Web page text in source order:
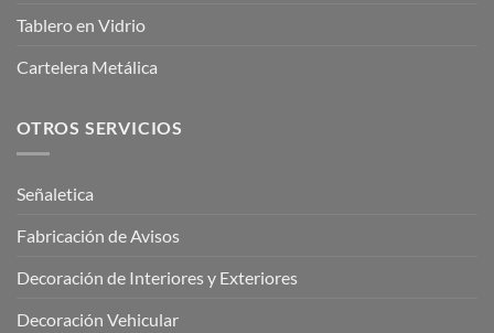
Tablero en Vidrio
Cartelera Metálica
OTROS SERVICIOS
Señaletica
Fabricación de Avisos
Decoración de Interiores y Exteriores
Decoración Vehicular